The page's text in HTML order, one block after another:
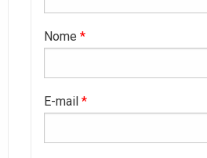
Nome *
E-mail *